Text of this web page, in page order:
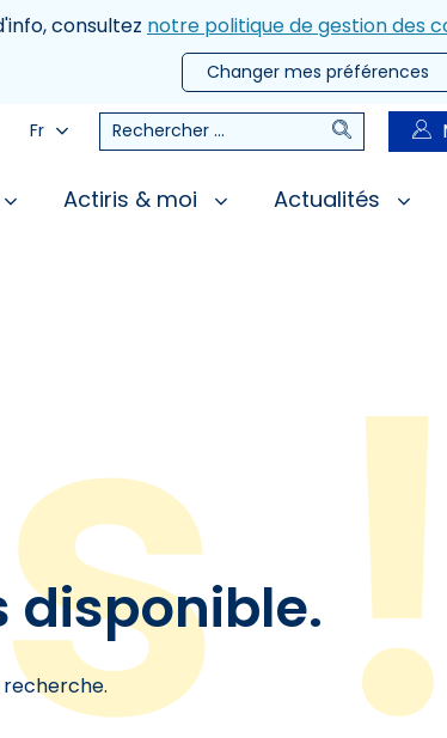
consultez notre politique de gestion des
Changer mes préférences
Fr Rechercher
Actiris & moi Actualités
disponible.